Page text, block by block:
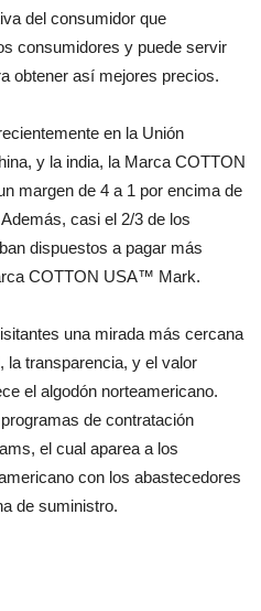
del consumidor que
consumidores y puede servir
obtener así mejores precios.
en la Unión
y la india, la Marca COTTON
margen de 4 a 1 por encima de
casi el 2/3 de los
dispuestos a pagar más
COTTON USA™ Mark.
una mirada más cercana
la transparencia, y el valor
el algodón norteamericano.
de contratación
el cual aparea a los
con los abastecedores
de suministro.